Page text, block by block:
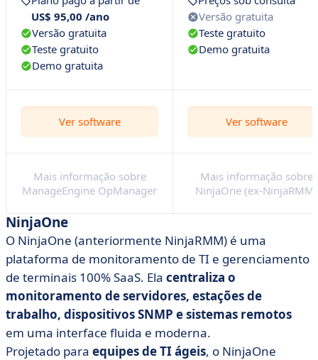
US$ 95,00 /ano
Versão gratuita
Teste gratuito
Demo gratuita
Versão gratuita
Teste gratuito
Demo gratuita
Ver software Ver software
Mais informação sobre
ManageEngine OpManager
Mais informação sobre
NinjaOne (ex-NinjaRMM)
NinjaOne
O NinjaOne (anteriormente NinjaRMM) é uma
plataforma de monitoramento de TI e gerenciamento
de terminais 100% SaaS. Ela centraliza o
monitoramento de servidores, estações de
trabalho, dispositivos SNMP e sistemas remotos
em uma interface fluida e moderna.
Projetado para equipes de TI ágeis, o NinjaOne